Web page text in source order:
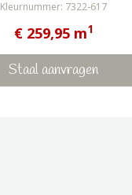
Kleurnummer: 7322-617
€ 259,95 m1
Staal aanvragen